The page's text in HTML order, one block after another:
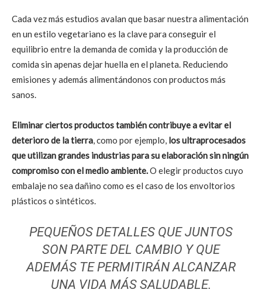
Cada vez más estudios avalan que basar nuestra alimentación
en un estilo vegetariano es la clave para conseguir el
equilibrio entre la demanda de comida y la producción de
comida sin apenas dejar huella en el planeta. Reduciendo
emisiones y además alimentándonos con productos más
sanos.
Eliminar ciertos productos también contribuye a evitar el
deterioro de la tierra, como por ejemplo, los ultraprocesados
que utilizan grandes industrias para su elaboración sin ningún
compromiso con el medio ambiente.O elegir productos cuyo
embalaje no sea dañino como es el caso de los envoltorios
plásticos o sintéticos.
PEQUEÑOS DETALLES QUE JUNTOS
SON PARTE DEL CAMBIO Y QUE
ADEMÁS TE PERMITIRÁN ALCANZAR
UNA VIDA MÁS SALUDABLE.